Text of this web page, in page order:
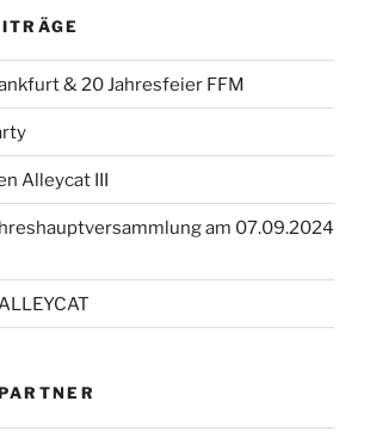
& 20 Jahresfeier FFM
Alleycat III
am 07.09.2024